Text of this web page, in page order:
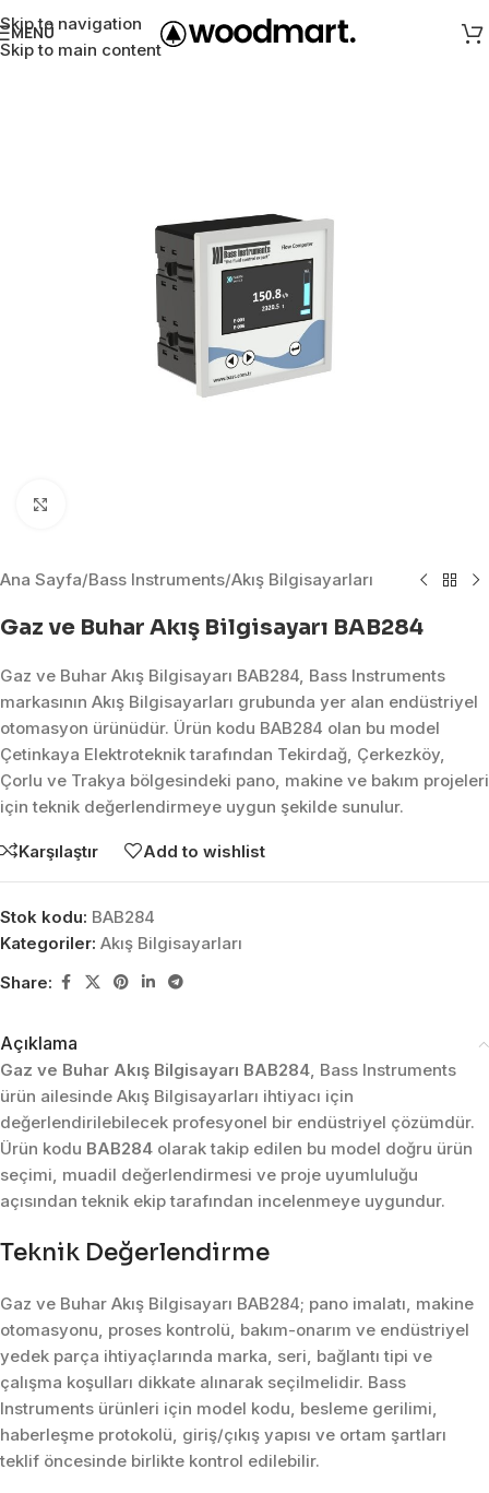
Skip to navigation
Skip to main content
MENÜ
Ana Sayfa/Bass Instruments/Akış Bilgisayarları
Gaz ve Buhar Akış Bilgisayarı BAB284
Gaz ve Buhar Akış Bilgisayarı BAB284, Bass Instruments
markasının Akış Bilgisayarları grubunda yer alan endüstriyel
otomasyon ürünüdür. Ürün kodu BAB284 olan bu model
Çetinkaya Elektroteknik tarafından Tekirdağ, Çerkezköy,
Çorlu ve Trakya bölgesindeki pano, makine ve bakım projeleri
için teknik değerlendirmeye uygun şekilde sunulur.
Karşılaştır Add to wishlist
Stok kodu: BAB284
Kategoriler: Akış Bilgisayarları
Share:
Açıklama
Gaz ve Buhar Akış Bilgisayarı BAB284, Bass Instruments
ürün ailesinde Akış Bilgisayarları ihtiyacı için
değerlendirilebilecek profesyonel bir endüstriyel çözümdür.
Ürün kodu BAB284 olarak takip edilen bu model doğru ürün
seçimi, muadil değerlendirmesi ve proje uyumluluğu
açısından teknik ekip tarafından incelenmeye uygundur.
Teknik Değerlendirme
Gaz ve Buhar Akış Bilgisayarı BAB284; pano imalatı, makine
otomasyonu, proses kontrolü, bakım-onarım ve endüstriyel
yedek parça ihtiyaçlarında marka, seri, bağlantı tipi ve
çalışma koşulları dikkate alınarak seçilmelidir. Bass
Instruments ürünleri için model kodu, besleme gerilimi,
haberleşme protokolü, giriş/çıkış yapısı ve ortam şartları
teklif öncesinde birlikte kontrol edilebilir.